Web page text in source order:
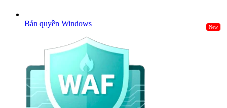
Bản quyền Windows New